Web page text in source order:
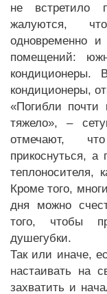
не встретило
жалуются,
одновременно
помещений:
кондиционеры.
кондиционеры,
«Погибли
тяжело», –
отмечают,
прикоснуться, а
теплоносителя,
Кроме того,
дня можно
того, чтобы
душегубки.
Так или иначе,
настаивать на
захватить и